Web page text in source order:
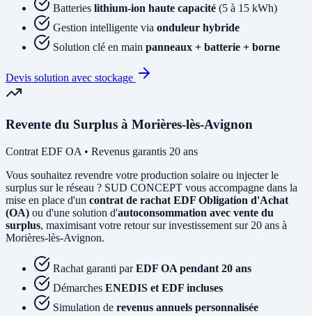
Batteries lithium-ion haute capacité (5 à 15 kWh)
Gestion intelligente via onduleur hybride
Solution clé en main panneaux + batterie + borne
Devis solution avec stockage
Revente du Surplus à Morières-lès-Avignon
Contrat EDF OA • Revenus garantis 20 ans
Vous souhaitez revendre votre production solaire ou injecter le
surplus sur le réseau ? SUD CONCEPT vous accompagne dans la
mise en place d'un contrat de rachat EDF Obligation d'Achat
(OA) ou d'une solution d'autoconsommation avec vente du
surplus, maximisant votre retour sur investissement sur 20 ans à
Morières-lès-Avignon.
Rachat garanti parEDF OA pendant 20 ans
Démarches ENEDIS et EDF incluses
Simulation de revenus annuels personnalisée